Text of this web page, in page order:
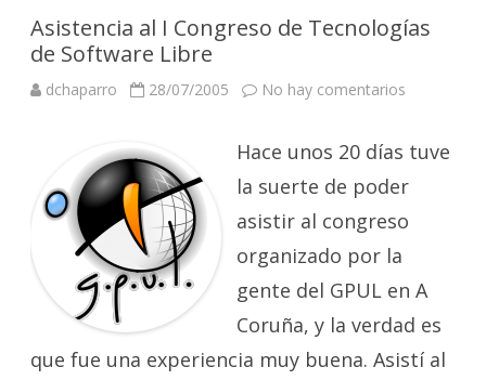
Asistencia al I Congreso de Tecnologías
de Software Libre
dchaparro 28/07/2005 No hay comentarios
Congreso
de
Libre
Hace unos 20 días tuve
la suerte de poder
asistir al congreso
organizado por la
gente del GPUL en A
Coruña, y la verdad es
que fue una experiencia muy buena. Asistí al